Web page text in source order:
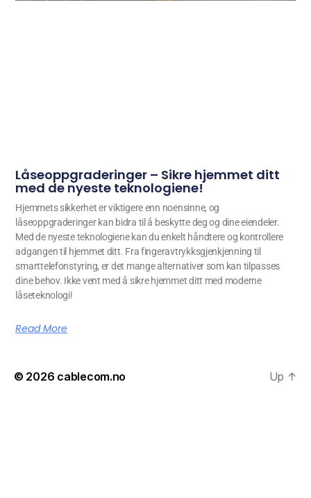
Låseoppgraderinger – Sikre hjemmet ditt
med de nyeste teknologiene!
Hjemmets sikkerhet er viktigere enn noensinne, og
låseoppgraderinger kan bidra til å beskytte deg og dine eiendeler.
Med de nyeste teknologiene kan du enkelt håndtere og kontrollere
adgangen til hjemmet ditt. Fra fingeravtrykksgjenkjenning til
smarttelefonstyring, er det mange alternativer som kan tilpasses
dine behov. Ikke vent med å sikre hjemmet ditt med moderne
låseteknologi!
Read More
© 2026 cablecom.no Up ↑